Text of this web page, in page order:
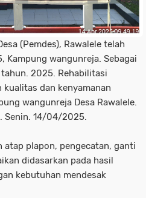
(Pemdes), Rawalele telah
Kampung wangunreja. Sebagai
tahun. 2025. Rehabilitasi
dan kenyamanan
wangunreja Desa Rawalele.
Senin. 14/04/2025.
plapon, pengecatan, ganti
didasarkan pada hasil
kebutuhan mendesak